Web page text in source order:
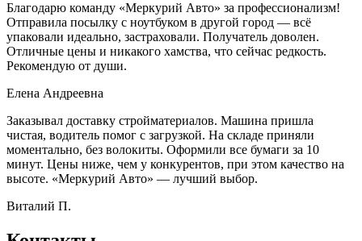
Благодарю команду «Меркурий Авто» за профессионализм!
Отправила посылку с ноутбуком в другой город — всё
упаковали идеально, застраховали. Получатель доволен.
Отличные цены и никакого хамства, что сейчас редкость.
Рекомендую от души.
Елена Андреевна
Заказывал доставку стройматериалов. Машина пришла
чистая, водитель помог с загрузкой. На складе приняли
моментально, без волокиты. Оформили все бумаги за 10
минут. Цены ниже, чем у конкурентов, при этом качество на
высоте. «Меркурий Авто» — лучший выбор.
Виталий П.